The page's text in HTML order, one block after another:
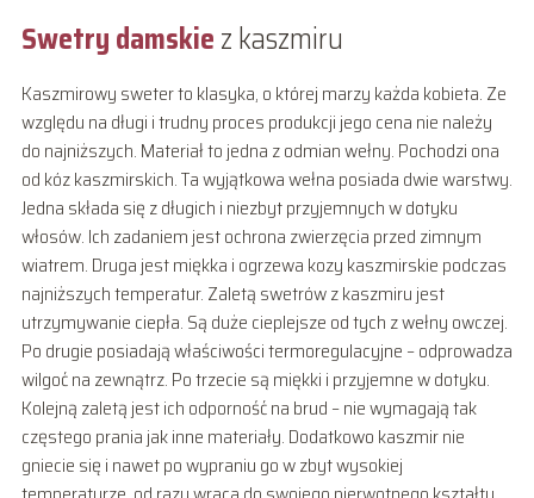
Swetry damskiez kaszmiru
Kaszmirowy sweter to klasyka, o której marzy każda kobieta. Ze
względu na długi i trudny proces produkcji jego cena nie należy
do najniższych. Materiał to jedna z odmian wełny. Pochodzi ona
od kóz kaszmirskich. Ta wyjątkowa wełna posiada dwie warstwy.
Jedna składa się z długich i niezbyt przyjemnych w dotyku
włosów. Ich zadaniem jest ochrona zwierzęcia przed zimnym
wiatrem. Druga jest miękka i ogrzewa kozy kaszmirskie podczas
najniższych temperatur. Zaletą swetrów z kaszmiru jest
utrzymywanie ciepła. Są duże cieplejsze od tych z wełny owczej.
Po drugie posiadają właściwości termoregulacyjne – odprowadza
wilgoć na zewnątrz. Po trzecie są miękki i przyjemne w dotyku.
Kolejną zaletą jest ich odporność na brud – nie wymagają tak
częstego prania jak inne materiały. Dodatkowo kaszmir nie
gniecie się i nawet po wypraniu go w zbyt wysokiej